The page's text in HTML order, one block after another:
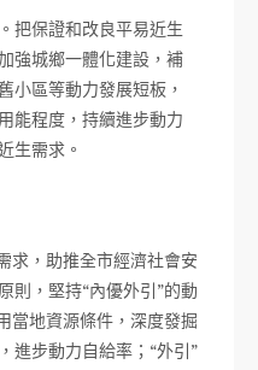
把保證和改良平易近生
強城鄉一體化建設，補
小區等動力發展短板，
能程度，持續進步動力
生需求。
求，助推全市經濟社會安
則，堅持“內優外引”的動
當地資源條件，深度發掘
進步動力自給率；“外引”